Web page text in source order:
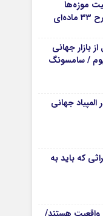
موزه‌ها
واداشت/ ارائه طرح ۳۳ ماده‌ای
بازار جهانی
/ سامسونگ
جهانی
که باید به